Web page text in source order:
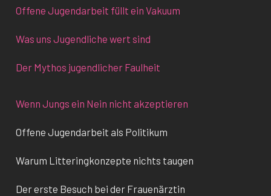
Offene Jugendarbeit füllt ein Vakuum
Was uns Jugendliche wert sind
Der Mythos jugendlicher Faulheit
Wenn Jungs ein Nein nicht akzeptieren
Offene Jugendarbeit als Politikum
Warum Litteringkonzepte nichts taugen
Der erste Besuch bei der Frauenärztin